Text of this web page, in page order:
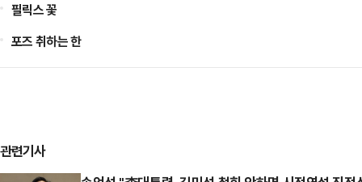
필릭스 꽃
포즈 취하는 한
관련기사